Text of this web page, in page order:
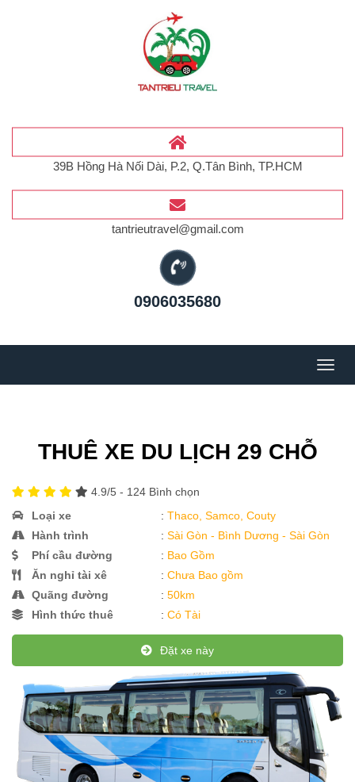
39B Hồng Hà Nối Dài, P.2, Q.Tân Bình, TP.HCM
tantrieutravel@gmail.com
0906035680
Menu
THUÊ XE DU LỊCH 29 CHỖ
4.9/5 - 124 Bình chọn
Loại xe
:Thaco, Samco, Couty
Hành trình
:Sài Gòn - Bình Dương - Sài Gòn
Phí cầu đường
: Bao Gồm
Ăn nghỉ tài xê
:Chưa Bao gồm
Quãng đường
:50km
Hình thức thuê
:Có Tài
Đặt xe này